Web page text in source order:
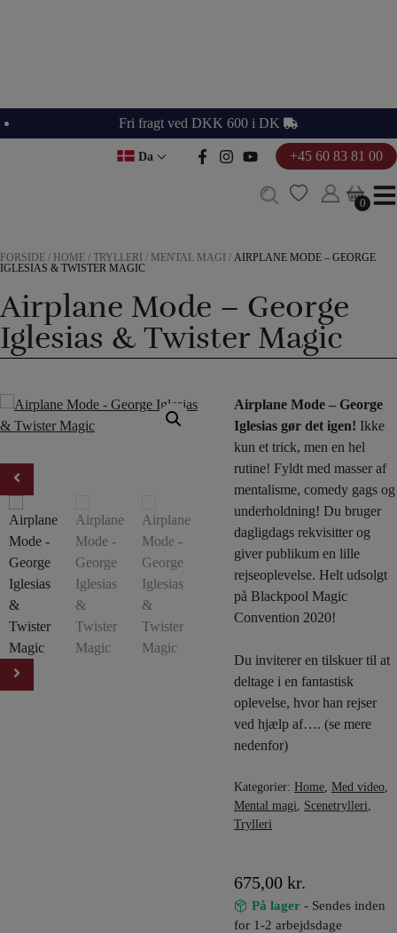
Fri fragt ved DKK 600 i DK
Da +45 60 83 81 00
0
0
FORSIDE / HOME / TRYLLERI / MENTAL MAGI / AIRPLANE MODE – GEORGE
IGLESIAS & TWISTER MAGIC
Airplane Mode – George
Iglesias & Twister Magic
Airplane Mode – George
Iglesias gør det igen! Ikke
kun et trick, men en hel
rutine! Fyldt med masser af
mentalisme, comedy gags og
underholdning! Du bruger
dagligdags rekvisitter og
giver publikum en lille
rejseoplevelse. Helt udsolgt
på Blackpool Magic
Convention 2020!
Du inviterer en tilskuer til at
deltage i en fantastisk
oplevelse, hvor han rejser
ved hjælp af…. (se mere
nedenfor)
Kategorier: Home Med video
Mental magi
Scenetrylleri
Trylleri
675,00 kr.
På lager- Sendes inden
for 1-2 arbejdsdage